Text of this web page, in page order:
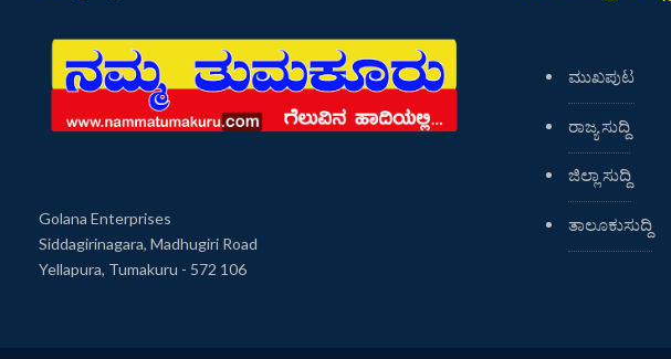
Golana Enterprises
Siddagirinagara, Madhugiri Road
Yellapura, Tumakuru - 572 106
ಮುಖಪುಟ
ರಾಜ್ಯ ಸುದ್ದಿ
ಜಿಲ್ಲಾ ಸುದ್ದಿ
ತಾಲೂಕುಸುದ್ದಿ